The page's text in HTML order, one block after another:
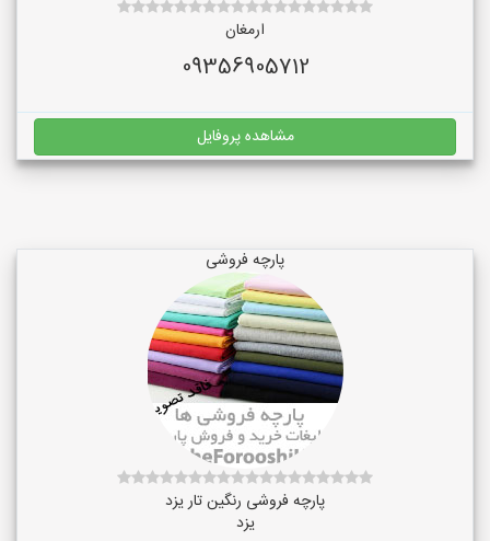
ارمغان
09356905712
مشاهده پروفایل
پارچه فروشی
پارچه فروشی رنگین تار یزد
یزد